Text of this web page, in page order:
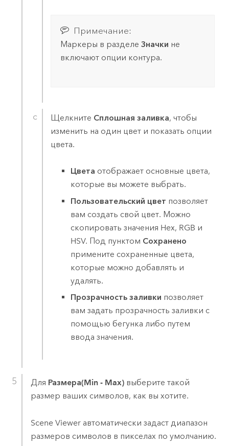
Примечание:
Маркеры в разделе Значки не
включают опции контура.
Щелкните Сплошная заливка, чтобы
изменить на один цвет и показать опции
цвета.
Цвета отображает основные цвета,
которые вы можете выбрать.
Пользовательский цвет позволяет
вам создать свой цвет. Можно
скопировать значения Hex, RGB и
HSV. Под пунктом Сохранено
примените сохраненные цвета,
которые можно добавлять и
удалять.
Прозрачность заливки позволяет
вам задать прозрачность заливки с
помощью бегунка либо путем
ввода значения.
Для Размера(Min - Max)выберите такой
размер ваших символов, как вы хотите.
Scene Viewerавтоматически задаст диапазон
размеров символов в пикселах по умолчанию.